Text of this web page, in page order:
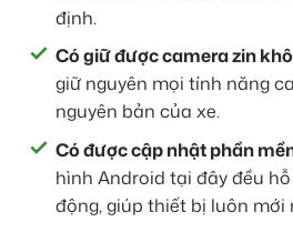
định.
Có giữ được camera zin
giữ nguyên mọi tính năng
nguyên bản của xe.
Có được cập nhật phần
hình Android tại đây đều
động, giúp thiết bị luôn mới